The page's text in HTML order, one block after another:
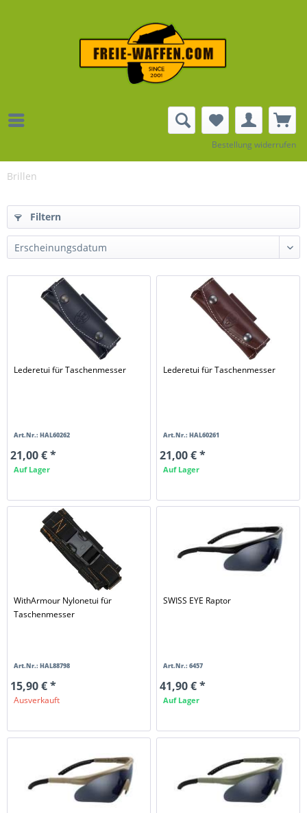
Bestellung widerrufen
Brillen
Filtern
Lederetui für Taschenmesser
Art.Nr.: HAL60262
21,00 € *
Auf Lager
Lederetui für Taschenmesser
Art.Nr.: HAL60261
21,00 € *
Auf Lager
WithArmour Nylonetui für
Taschenmesser
Art.Nr.: HAL88798
15,90 € *
Ausverkauft
SWISS EYE Raptor
Art.Nr.: 6457
41,90 € *
Auf Lager